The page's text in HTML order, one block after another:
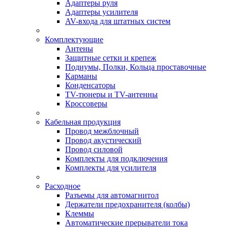
Адаптеры руля
Адаптеры усилителя
AV-входа для штатных систем
Комплектующие
Антены
Защитные сетки и крепеж
Подиумы, Полки, Кольца проставочные
Карманы
Конденсаторы
TV-тюнеры и TV-антенны
Кроссоверы
Кабельная продукция
Провод межблочный
Провод акустический
Провод силовой
Комплекты для подключения
Комплекты для усилителя
Расходное
Разъемы для автомагнитол
Держатели предохранителя (колбы)
Клеммы
Автоматические прерыватели тока